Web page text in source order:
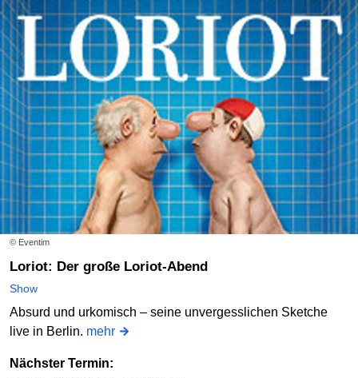
© Eventim
Loriot: Der große Loriot-Abend
Show
Absurd und urkomisch – seine unvergesslichen Sketche
live in Berlin. mehr
Nächster Termin: